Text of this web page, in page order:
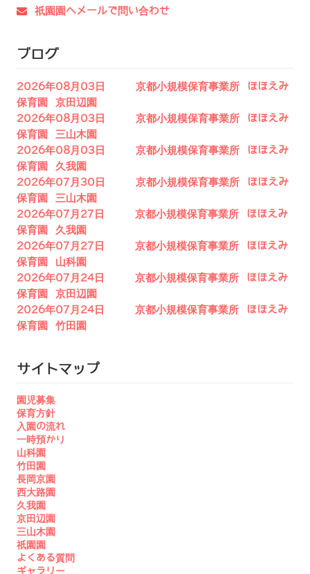
祇園園へメールで問い合わせ
ブログ
2026年08月03日 京都小規模保育事業所 ほほえみ
保育園 京田辺園
2026年08月03日 京都小規模保育事業所 ほほえみ
保育園 三山木園
2026年08月03日 京都小規模保育事業所 ほほえみ
保育園 久我園
2026年07月30日 京都小規模保育事業所 ほほえみ
保育園 三山木園
2026年07月27日 京都小規模保育事業所 ほほえみ
保育園 久我園
2026年07月27日 京都小規模保育事業所 ほほえみ
保育園 山科園
2026年07月24日 京都小規模保育事業所 ほほえみ
保育園 京田辺園
2026年07月24日 京都小規模保育事業所 ほほえみ
保育園 竹田園
サイトマップ
園児募集
保育方針
入園の流れ
一時預かり
山科園
竹田園
長岡京園
西大路園
久我園
京田辺園
三山木園
祇園園
よくある質問
ギャラリー